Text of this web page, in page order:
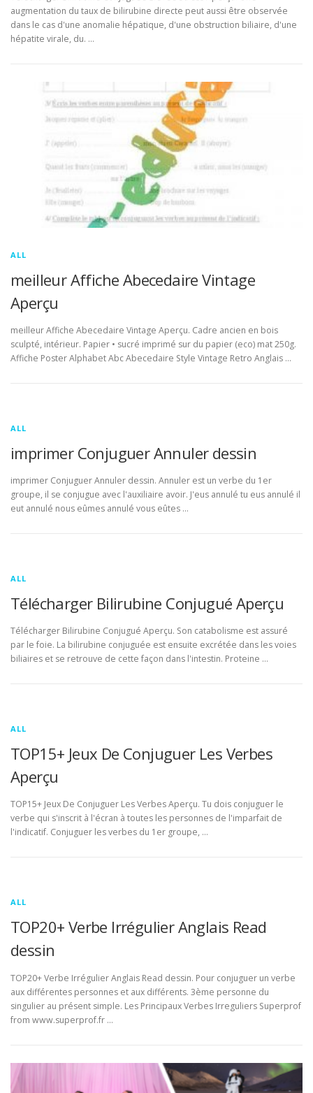
augmentation du taux de bilirubine directe peut aussi être observée
dans le cas d'une anomalie hépatique, d'une obstruction biliaire, d'une
hépatite virale, du. …
ALL
meilleur Affiche Abecedaire Vintage
Aperçu
meilleur Affiche Abecedaire Vintage Aperçu. Cadre ancien en bois
sculpté, intérieur. Papier • sucré imprimé sur du papier (eco) mat 250g.
Affiche Poster Alphabet Abc Abecedaire Style Vintage Retro Anglais …
ALL
imprimer Conjuguer Annuler dessin
imprimer Conjuguer Annuler dessin. Annuler est un verbe du 1er
groupe, il se conjugue avec l'auxiliaire avoir. J'eus annulé tu eus annulé il
eut annulé nous eûmes annulé vous eûtes …
ALL
Télécharger Bilirubine Conjugué Aperçu
Télécharger Bilirubine Conjugué Aperçu. Son catabolisme est assuré
par le foie. La bilirubine conjuguée est ensuite excrétée dans les voies
biliaires et se retrouve de cette façon dans l'intestin. Proteine …
ALL
TOP15+ Jeux De Conjuguer Les Verbes
Aperçu
TOP15+ Jeux De Conjuguer Les Verbes Aperçu. Tu dois conjuguer le
verbe qui s'inscrit à l'écran à toutes les personnes de l'imparfait de
l'indicatif. Conjuguer les verbes du 1er groupe, …
ALL
TOP20+ Verbe Irrégulier Anglais Read
dessin
TOP20+ Verbe Irrégulier Anglais Read dessin. Pour conjuguer un verbe
aux différentes personnes et aux différents. 3ème personne du
singulier au présent simple. Les Principaux Verbes Irreguliers Superprof
from www.superprof.fr …